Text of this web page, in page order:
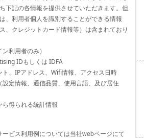
下記の各情報を提供させていただきます。但
、利用者個人を識別することができる情報
、クレジットカード情報等）は含まれており
利用者のみ）
IDもしくは IDFA
、IPアドレス、Wifi情報、アクセス日時
定情報、通信品質、使用言語、及び居住
得られる統計情報
ービス利用例については当社webページにて